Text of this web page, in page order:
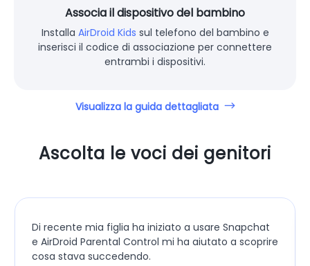
Associa il dispositivo del bambino
Installa AirDroid Kids sul telefono del bambino e
inserisci il codice di associazione per connettere
entrambi i dispositivi.
Visualizza la guida dettagliata
Ascolta le voci dei genitori
Di recente mia figlia ha iniziato a usare Snapchat
e AirDroid Parental Control mi ha aiutato a scoprire
cosa stava succedendo.